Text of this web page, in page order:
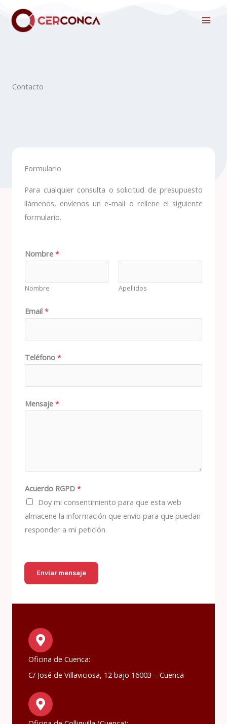
contenido
Contacto
Formulario
Para cualquier consulta o solicitud de presupuesto
llámenos, envíenos un e-mail o rellene el siguiente
formulario.
Nombre *
Nombre Apellidos
Email *
Teléfono *
Mensaje *
Acuerdo RGPD *
Doy mi consentimiento para que esta web
almacene la información que envío para que puedan
responder a mi petición.
Enviar mensaje
Oficina de Cuenca:
C/ José de Villaviciosa, 12 bajo 16003 – Cuenca